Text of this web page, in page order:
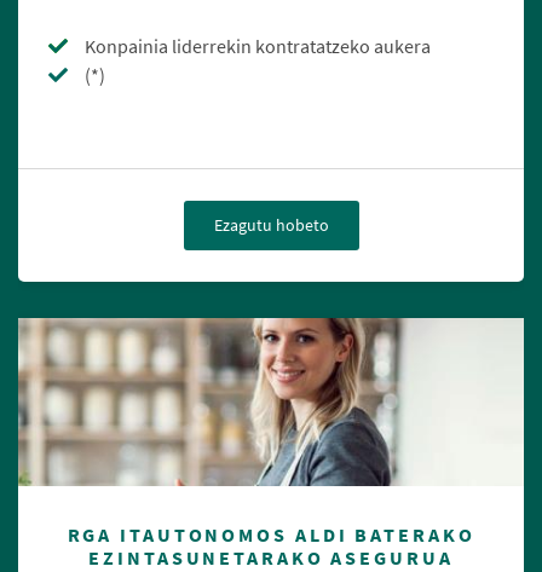
Konpainia liderrekin kontratatzeko aukera
(*)
Ezagutu hobeto
RGA ITAUTONOMOS ALDI BATERAKO
EZINTASUNETARAKO ASEGURUA